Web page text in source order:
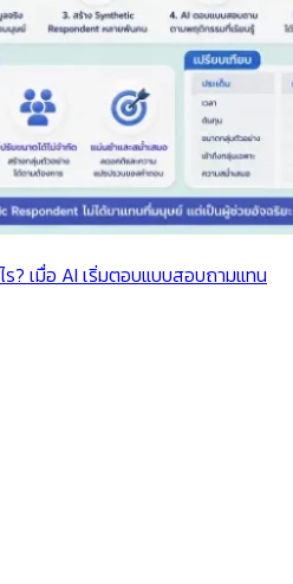
? เมื่อ AI เริ่มตอบแบบสอบถามแทน